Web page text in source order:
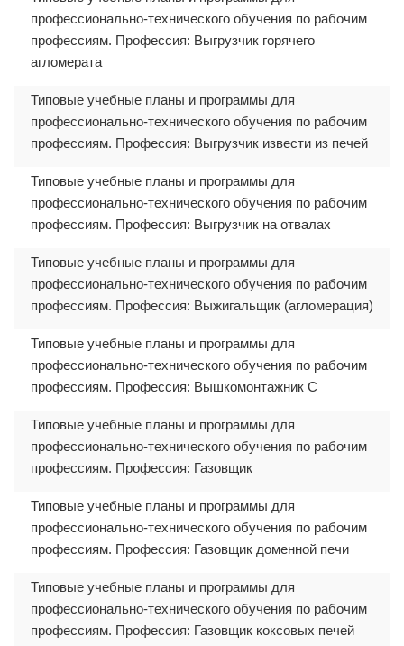
профессионально-технического обучения по рабочим
профессиям. Профессия: Выгрузчик горячего
агломерата
Типовые учебные планы и программы для
профессионально-технического обучения по рабочим
профессиям. Профессия: Выгрузчик извести из печей
Типовые учебные планы и программы для
профессионально-технического обучения по рабочим
профессиям. Профессия: Выгрузчик на отвалах
Типовые учебные планы и программы для
профессионально-технического обучения по рабочим
профессиям. Профессия: Выжигальщик (агломерация)
Типовые учебные планы и программы для
профессионально-технического обучения по рабочим
профессиям. Профессия: Вышкомонтажник С
Типовые учебные планы и программы для
профессионально-технического обучения по рабочим
профессиям. Профессия: Газовщик
Типовые учебные планы и программы для
профессионально-технического обучения по рабочим
профессиям. Профессия: Газовщик доменной печи
Типовые учебные планы и программы для
профессионально-технического обучения по рабочим
профессиям. Профессия: Газовщик коксовых печей